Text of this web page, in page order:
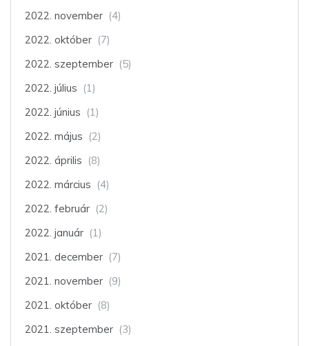
2022. november (4)
2022. október (7)
2022. szeptember (5)
2022. július (1)
2022. június (1)
2022. május (2)
2022. április (8)
2022. március (4)
2022. február (2)
2022. január (1)
2021. december (7)
2021. november (9)
2021. október (8)
2021. szeptember (3)